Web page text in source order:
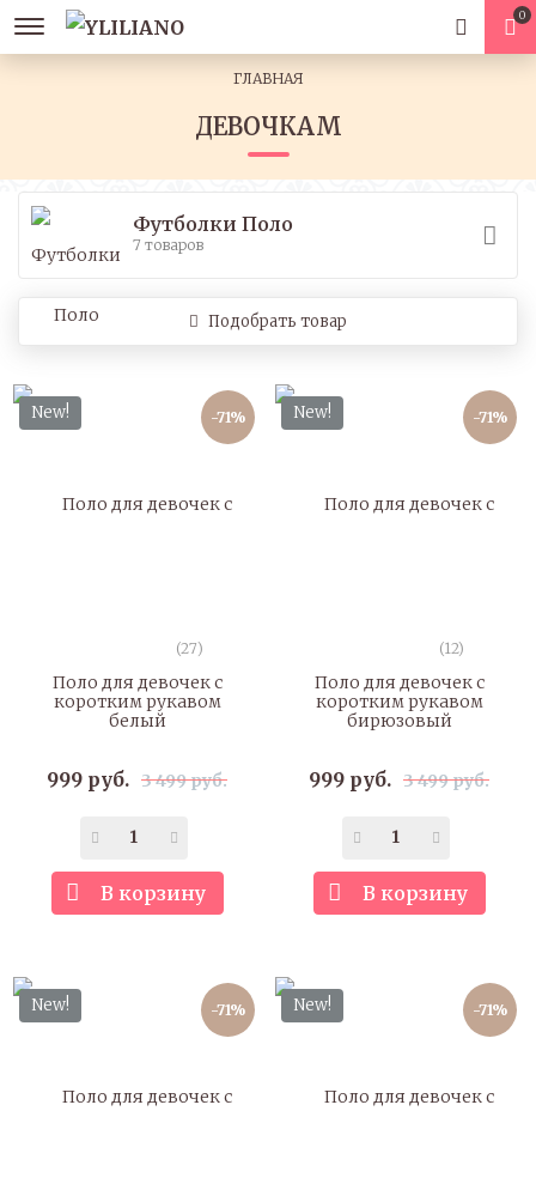
0
ГЛАВНАЯ
ДЕВОЧКАМ
Футболки Поло
7 товаров
Подобрать товар
New! -71%
(27)
Поло для девочек с
коротким рукавом
белый
999 руб. 3 499 руб.
В корзину
New! -71%
(12)
Поло для девочек с
коротким рукавом
бирюзовый
999 руб. 3 499 руб.
В корзину
New! -71% New! -71%